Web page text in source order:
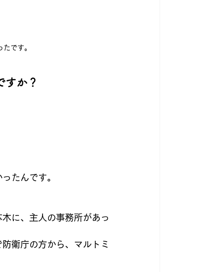
です。
すか？
たんです。
に、主人の事務所があっ
衛庁の方から、マルトミ